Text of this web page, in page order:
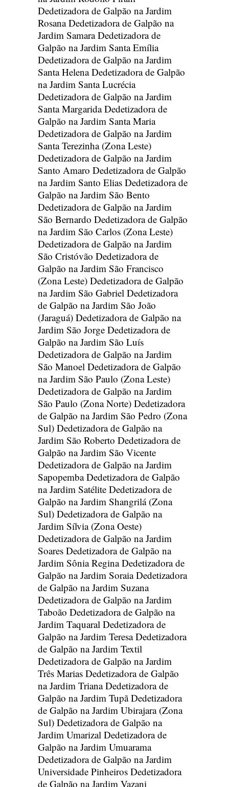
Dedetizadora de Galpão na Jardim
RosanaDedetizadora de Galpão na
Jardim SamaraDedetizadora de
Galpão na Jardim Santa Emília
Dedetizadora de Galpão na Jardim
Santa HelenaDedetizadora de Galpão
na Jardim Santa Lucrécia
Dedetizadora de Galpão na Jardim
Santa MargaridaDedetizadora de
Galpão na Jardim Santa Maria
Dedetizadora de Galpão na Jardim
Santa Terezinha (Zona Leste)
Dedetizadora de Galpão na Jardim
Santo Amaro Dedetizadora de Galpão
na Jardim Santo Elias Dedetizadora de
Galpão na Jardim São Bento
Dedetizadora de Galpão na Jardim
São Bernardo Dedetizadora de Galpão
na Jardim São Carlos (Zona Leste)
Dedetizadora de Galpão na Jardim
São Cristóvão Dedetizadora de
Galpão na Jardim São Francisco
(Zona Leste) Dedetizadora de Galpão
na Jardim São Gabriel Dedetizadora
de Galpão na Jardim São João
(Jaraguá) Dedetizadora de Galpão na
Jardim São Jorge Dedetizadora de
Galpão na Jardim São Luís
Dedetizadora de Galpão na Jardim
São Manoel Dedetizadora de Galpão
na Jardim São Paulo (Zona Leste)
Dedetizadora de Galpão na Jardim
São Paulo (Zona Norte) Dedetizadora
de Galpão na Jardim São Pedro (Zona
Sul) Dedetizadora de Galpão na
Jardim São Roberto Dedetizadora de
Galpão na Jardim São Vicente
Dedetizadora de Galpão na Jardim
SapopembaDedetizadora de Galpão
na Jardim Satélite Dedetizadora de
Galpão na Jardim Shangrilá (Zona
Sul) Dedetizadora de Galpão na
Jardim Sílvia (Zona Oeste)
Dedetizadora de Galpão na Jardim
Soares Dedetizadora de Galpão na
Jardim Sônia ReginaDedetizadora de
Galpão na Jardim SoraiaDedetizadora
de Galpão na Jardim Suzana
Dedetizadora de Galpão na Jardim
Taboão Dedetizadora de Galpão na
Jardim Taquaral Dedetizadora de
Galpão na Jardim TeresaDedetizadora
de Galpão na Jardim Textil
Dedetizadora de Galpão na Jardim
Três Marias Dedetizadora de Galpão
na Jardim TrianaDedetizadora de
Galpão na Jardim TupãDedetizadora
de Galpão na Jardim Ubirajara (Zona
Sul) Dedetizadora de Galpão na
Jardim Umarizal Dedetizadora de
Galpão na Jardim Umuarama
Dedetizadora de Galpão na Jardim
Universidade Pinheiros Dedetizadora
de Galpão na Jardim Vazani